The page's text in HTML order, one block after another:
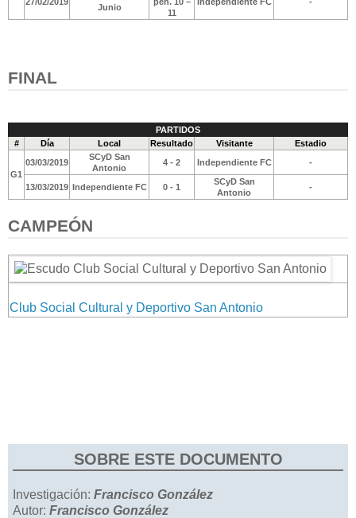
Junio
11
FINAL
PARTIDOS
#
Día Local Resultado Visitante Estadio
G1
03/03/2019
SCyD San
Antonio
4 - 2 Independiente FC -
13/03/2019 Independiente FC 0 - 1
SCyD San
Antonio
-
CAMPEÓN
Club Social Cultural y Deportivo San Antonio
SOBRE ESTE DOCUMENTO
Investigación: Francisco González
Autor: Francisco González